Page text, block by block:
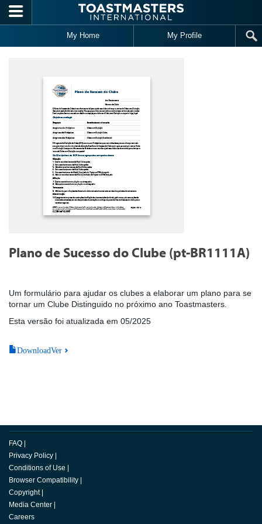
Skip to main content
My Home My Profile
Plano de Sucesso do Clube (pt-BR1111A)
Um formulário para ajudar os clubes a elaborar um plano para se
tornar um Clube Distinguido no próximo ano Toastmasters.
Esta versão foi atualizada em 05/2025
DownloadVer
FAQ
Privacy Policy
Conditions of Use
Browser Compatibility
Copyright
Media Center
Careers